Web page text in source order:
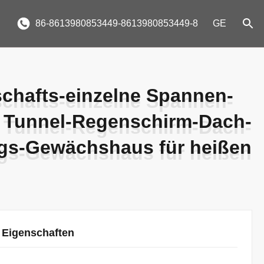
86-8613980853449-8613980853449-8 GE
einzelne Spannen-
Regenschirm-Dach-
Gewächshaus für heißen
einzelne Spannen-
Regenschirm-Dach-
Gewächshaus für heißen